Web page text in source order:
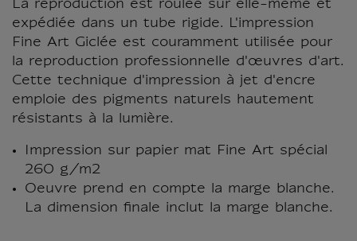
La reproduction est roulée sur elle-même et
expédiée dans un tube rigide. L'impression
Fine Art Giclée est couramment utilisée pour
la reproduction professionnelle d'œuvres d'art.
Cette technique d'impression à jet d'encre
emploie des pigments naturels hautement
résistants à la lumière.
Impression sur papier mat Fine Art spécial
260 g/m2
Oeuvre prend en compte la marge blanche.
La dimension finale inclut la marge blanche.